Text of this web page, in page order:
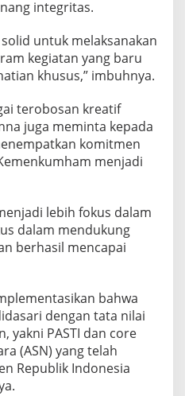
integritas.
untuk melaksanakan
kegiatan yang baru
khusus,” imbuhnya.
terobosan kreatif
juga meminta kepada
komitmen
menjadi
lebih fokus dalam
dalam mendukung
berhasil mencapai
bahwa
dengan tata nilai
yakni PASTI dan core
(ASN) yang telah
Republik Indonesia